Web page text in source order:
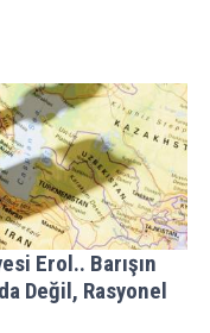
Erol.. Barışın
Değil, Rasyonel